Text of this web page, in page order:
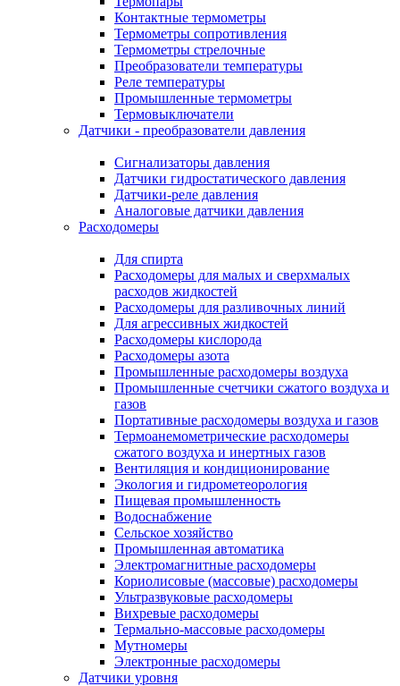
Контактные термометры
Термометры сопротивления
Термометры стрелочные
Преобразователи температуры
Реле температуры
Промышленные термометры
Термовыключатели
Датчики - преобразователи давления
Сигнализаторы давления
Датчики гидростатического давления
Датчики-реле давления
Аналоговые датчики давления
Расходомеры
Для спирта
Расходомеры для малых и сверхмалых
расходов жидкостей
Расходомеры для разливочных линий
Для агрессивных жидкостей
Расходомеры кислорода
Расходомеры азота
Промышленные расходомеры воздуха
Промышленные счетчики сжатого воздуха и
газов
Портативные расходомеры воздуха и газов
Термоанемометрические расходомеры
сжатого воздуха и инертных газов
Вентиляция и кондиционирование
Экология и гидрометеорология
Пищевая промышленность
Водоснабжение
Сельское хозяйство
Промышленная автоматика
Электромагнитные расходомеры
Кориолисовые (массовые) расходомеры
Ультразвуковые расходомеры
Вихревые расходомеры
Термально-массовые расходомеры
Мутномеры
Электронные расходомеры
Датчики уровня